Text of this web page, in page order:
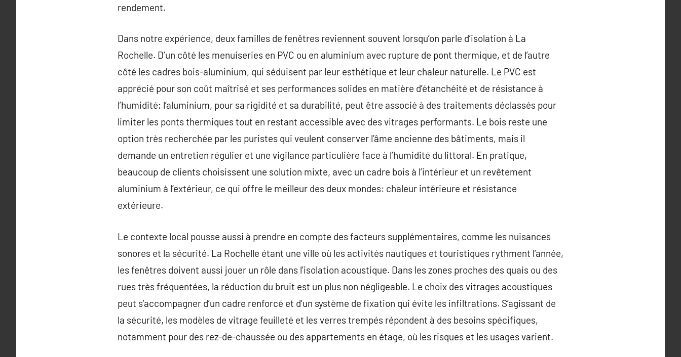
rendement.
Dans notre expérience, deux familles de fenêtres reviennent souvent lorsqu’on parle d’isolation à La
Rochelle. D’un côté les menuiseries en PVC ou en aluminium avec rupture de pont thermique, et de l’autre
côté les cadres bois-aluminium, qui séduisent par leur esthétique et leur chaleur naturelle. Le PVC est
apprécié pour son coût maîtrisé et ses performances solides en matière d’étanchéité et de résistance à
l’humidité; l’aluminium, pour sa rigidité et sa durabilité, peut être associé à des traitements déclassés pour
limiter les ponts thermiques tout en restant accessible avec des vitrages performants. Le bois reste une
option très recherchée par les puristes qui veulent conserver l’âme ancienne des bâtiments, mais il
demande un entretien régulier et une vigilance particulière face à l’humidité du littoral. En pratique,
beaucoup de clients choisissent une solution mixte, avec un cadre bois à l’intérieur et un revêtement
aluminium à l’extérieur, ce qui offre le meilleur des deux mondes: chaleur intérieure et résistance
extérieure.
Le contexte local pousse aussi à prendre en compte des facteurs supplémentaires, comme les nuisances
sonores et la sécurité. La Rochelle étant une ville où les activités nautiques et touristiques rythment l’année,
les fenêtres doivent aussi jouer un rôle dans l’isolation acoustique. Dans les zones proches des quais ou des
rues très fréquentées, la réduction du bruit est un plus non négligeable. Le choix des vitrages acoustiques
peut s’accompagner d’un cadre renforcé et d’un système de fixation qui évite les infiltrations. S’agissant de
la sécurité, les modèles de vitrage feuilleté et les verres trempés répondent à des besoins spécifiques,
notamment pour des rez-de-chaussée ou des appartements en étage, où les risques et les usages varient.